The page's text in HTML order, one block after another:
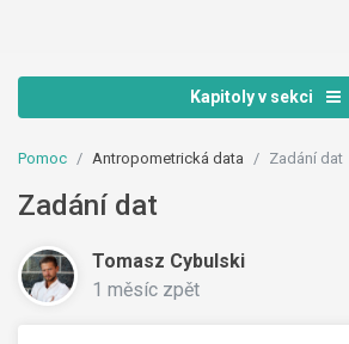
Kapitoly v sekci
Pomoc Antropometrická data Zadání dat
Zadání dat
Tomasz Cybulski
1 měsíc zpět